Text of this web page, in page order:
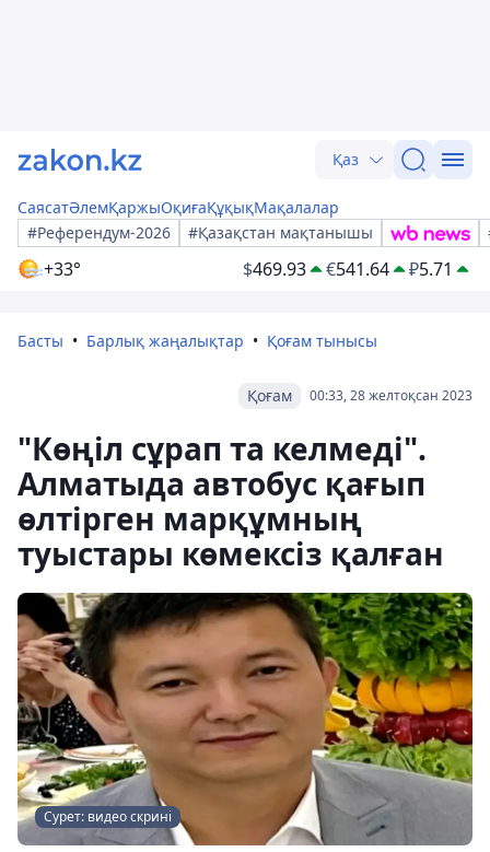
Қаз
СаясатӘлемҚаржыОқиғаҚұқықМақалалар
#Референдум-2026
#Қазақстан мақтанышы
+33° $469.93 €541.64 ₽5.71
Басты Барлық жаңалықтар Қоғам тынысы
00:33, 28 желтоқсан 2023
Қоғам
"Көңіл сұрап та келмеді".
Алматыда автобус қағып
өлтірген марқұмның
туыстары көмексіз қалған
Сурет: видео скрині